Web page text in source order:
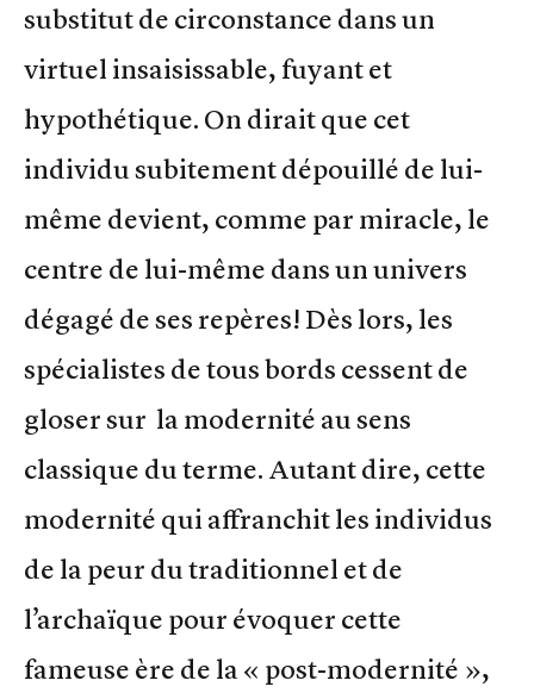
substitut de circonstance dans un
virtuel insaisissable, fuyant et
hypothétique. On dirait que cet
individu subitement dépouillé de lui-
même devient, comme par miracle, le
centre de lui-même dans un univers
dégagé de ses repères! Dès lors, les
spécialistes de tous bords cessent de
gloser sur la modernité au sens
classique du terme. Autant dire, cette
modernité qui affranchit les individus
de la peur du traditionnel et de
l’archaïque pour évoquer cette
fameuse ère de la « post-modernité »,